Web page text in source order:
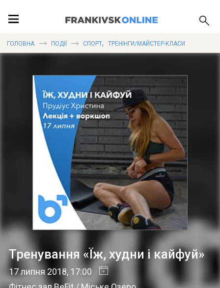
ПУБЛІКАЦІЇ
ГОЛОВНА ПОДІЇ СПОРТ, ТРЕНІНГИ/МАЙСТЕР-КЛАСИ
Тренування «Їж, худни і кайфуй»
17 липня 2018, 17:00